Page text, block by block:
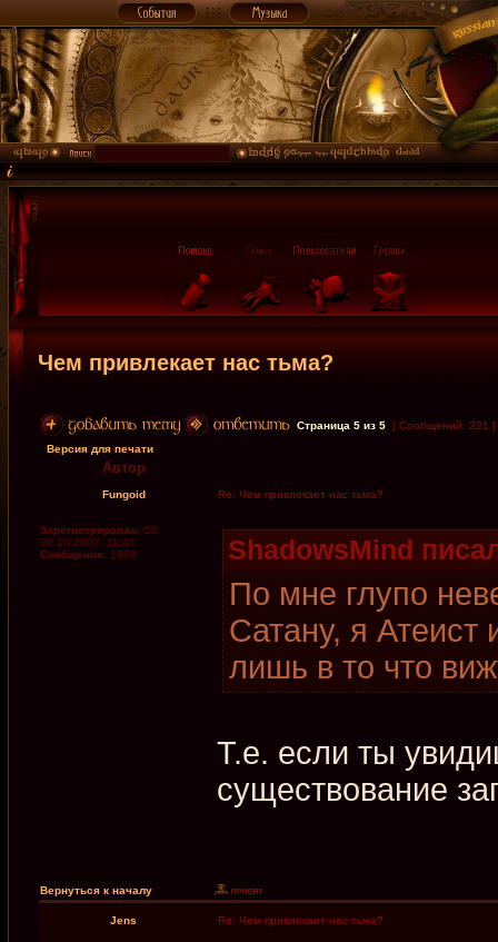
Чем привлекает нас тьма?
Страница 5 из 5 [ Сообщений: 221 ]
Версия для печати
Автор
Fungoid Re: Чем привлекает нас тьма?
Зарегистрирован: Сб
20.10.2007, 11:47
Сообщения: 1969 ShadowsMind
По мне глупо
Сатану, я
лишь в то что
Т.е. если ты
существование
Вернуться к началу
Jens Re: Чем привлекает нас тьма?